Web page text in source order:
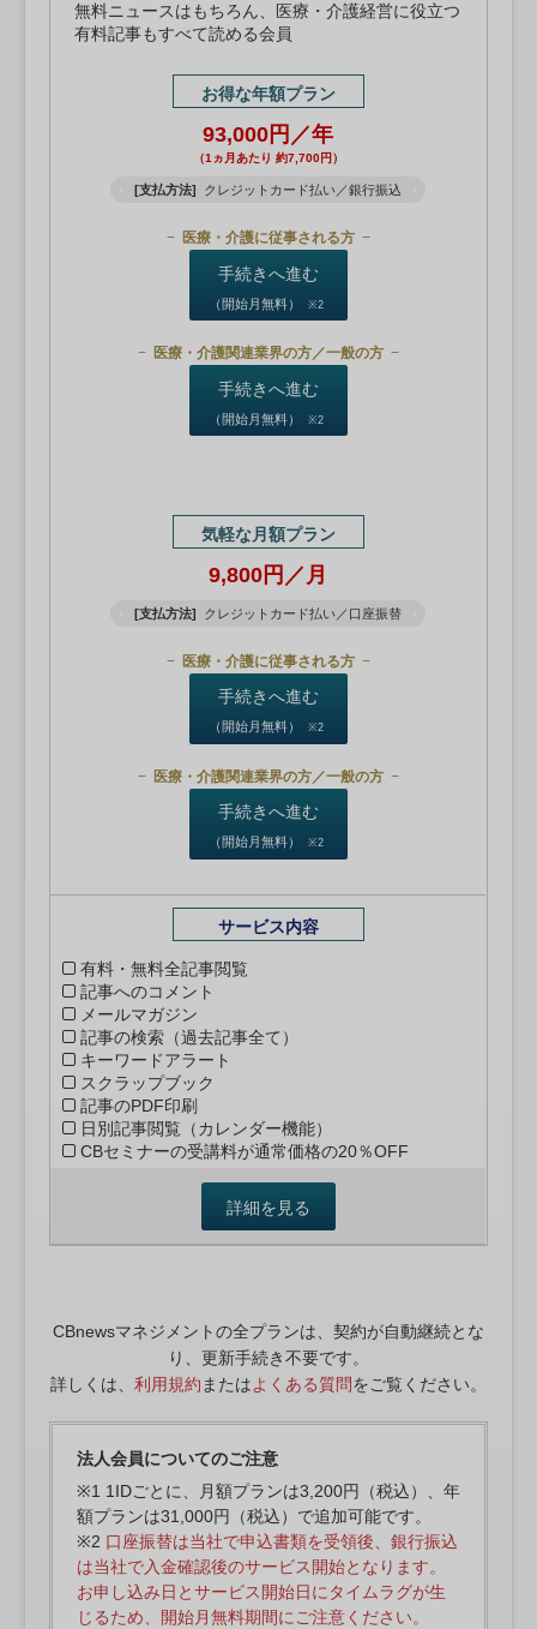
無料ニュースはもちろん、医療・介護経営に役立つ
有料記事もすべて読める会員
お得な年額プラン
93,000円／年
（1ヵ月あたり 約7,700円）
[支払方法] クレジットカード払い／銀行振込
医療・介護に従事される方
手続きへ進む
（開始月無料） ※2
医療・介護関連業界の方／一般の方
手続きへ進む
（開始月無料） ※2
気軽な月額プラン
9,800円／月
[支払方法] クレジットカード払い／口座振替
医療・介護に従事される方
手続きへ進む
（開始月無料） ※2
医療・介護関連業界の方／一般の方
手続きへ進む
（開始月無料） ※2
サービス内容
有料・無料全記事閲覧
記事へのコメント
メールマガジン
記事の検索（過去記事全て）
キーワードアラート
スクラップブック
記事のPDF印刷
日別記事閲覧（カレンダー機能）
CBセミナーの受講料が通常価格の20％OFF
詳細を見る
CBnewsマネジメントの全プランは、契約が自動継続とな
り、更新手続き不要です。
詳しくは、 利用規約またはよくある質問をご覧ください。
法人会員についてのご注意
※1 1IDごとに、月額プランは3,200円（税込）、年
額プランは31,000円（税込）で追加可能です。
※2 口座振替は当社で申込書類を受領後、銀行振込
は当社で入金確認後のサービス開始となります。
お申し込み日とサービス開始日にタイムラグが生
じるため、開始月無料期間にご注意ください。